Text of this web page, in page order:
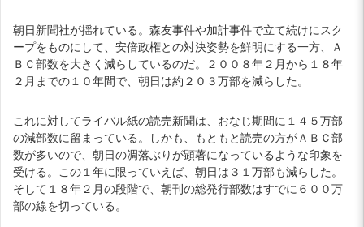
朝日新聞社が揺れている。森友事件や加計事件で立て続けにスク
ープをものにして、安倍政権との対決姿勢を鮮明にする一方、Ａ
ＢＣ部数を大きく減らしているのだ。２００８年２月から１８年
２月までの１０年間で、朝日は約２０３万部を減らした。
これに対してライバル紙の読売新聞は、おなじ期間に１４５万部
の減部数に留まっている。しかも、もともと読売の方がＡＢＣ部
数が多いので、朝日の凋落ぶりが顕著になっているような印象を
受ける。この１年に限っていえば、朝日は３１万部も減らした。
そして１８年２月の段階で、朝刊の総発行部数はすでに６００万
部の線を切っている。